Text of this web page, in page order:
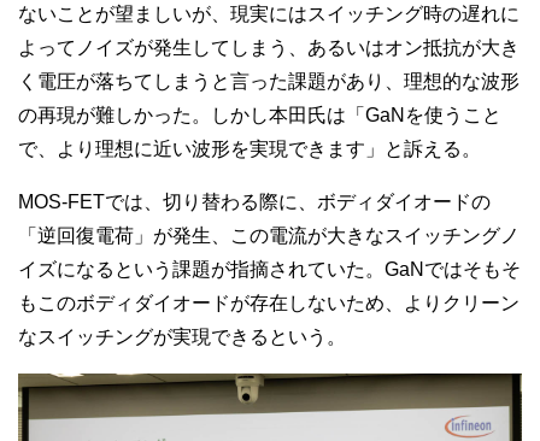
ないことが望ましいが、現実にはスイッチング時の遅れに
よってノイズが発生してしまう、あるいはオン抵抗が大き
く電圧が落ちてしまうと言った課題があり、理想的な波形
の再現が難しかった。しかし本田氏は「GaNを使うこと
で、より理想に近い波形を実現できます」と訴える。
MOS-FETでは、切り替わる際に、ボディダイオードの
「逆回復電荷」が発生、この電流が大きなスイッチングノ
イズになるという課題が指摘されていた。GaNではそもそ
もこのボディダイオードが存在しないため、よりクリーン
なスイッチングが実現できるという。